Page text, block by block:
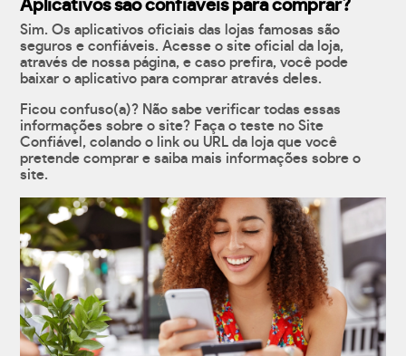
Aplicativos são confiáveis para comprar?
Sim. Os aplicativos oficiais das lojas famosas são
seguros e confiáveis. Acesse o site oficial da loja,
através de nossa página, e caso prefira, você pode
baixar o aplicativo para comprar através deles.
Ficou confuso(a)? Não sabe verificar todas essas
informações sobre o site? Faça o teste no Site
Confiável, colando o link ou URL da loja que você
pretende comprar e saiba mais informações sobre o
site.